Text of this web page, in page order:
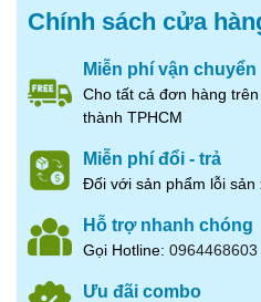
pháp chế biến hiện đại và tiên
dụng lâu hơn và chất lượng sản
Chính sách cửa
Miễn phí vận chuyển
Cho tất cả đơn hàng
thành TPHCM
Miễn phí đổi - trả
Đối với sản phẩm lỗi sản
Hỗ trợ nhanh chóng
Gọi Hotline: 0964468603
Ưu đãi combo